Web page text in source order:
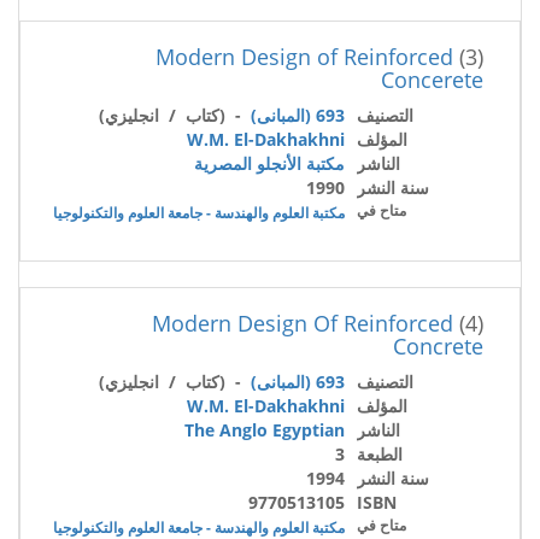
(3)
Modern Design of Reinforced
Concerete
التصنيف 693 (المبانى)
- (كتاب / انجليزي)
المؤلف W.M. El-Dakhakhni
الناشر
مكتبة الأنجلو المصرية
سنة النشر
1990
متاح في مكتبة العلوم والهندسة - جامعة العلوم والتكنولوجيا
(4)
Modern Design Of Reinforced
Concrete
التصنيف 693 (المبانى)
- (كتاب / انجليزي)
المؤلف W.M. El-Dakhakhni
الناشر
The Anglo Egyptian
الطبعة 3
سنة النشر
1994
ISBN
9770513105
متاح في مكتبة العلوم والهندسة - جامعة العلوم والتكنولوجيا